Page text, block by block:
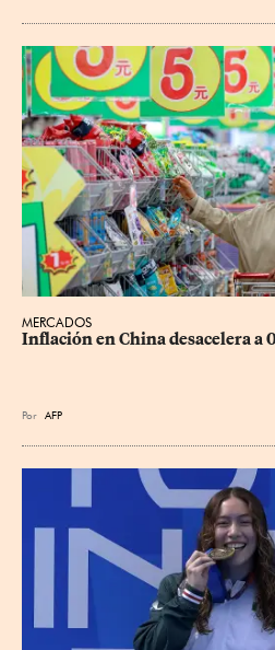
MERCADOS
Inflación en China desacelera a
Por AFP